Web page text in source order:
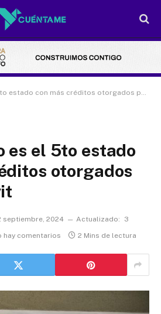
con más créditos otorgados por Infonavit
es el 5to estado
otorgados
septiembre, 2024 Actualizado:
3
hay comentarios 2 Mins de lectura